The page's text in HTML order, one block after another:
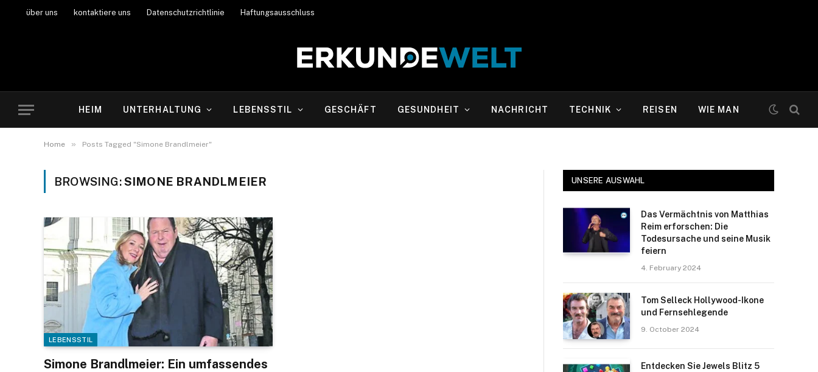
über uns kontaktiere uns Datenschutzrichtlinie Haftungsausschluss
HEIM UNTERHALTUNG LEBENSSTIL GESCHÄFT GESUNDHEIT NACHRICHT TECHNIK REISEN WIE MAN
Home » Posts Tagged "Simone Brandlmeier"
BROWSING:SIMONE BRANDLMEIER
LEBENSSTIL
Simone Brandlmeier: Ein umfassendes
UNSERE AUSWAHL
Das Vermächtnis von Matthias
Reim erforschen: Die
Todesursache und seine Musik
feiern
4. February 2024
Tom Selleck Hollywood-Ikone
und Fernsehlegende
9. October 2024
Entdecken Sie Jewels Blitz 5